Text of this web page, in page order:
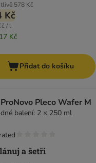
578 Kč
Kč
/ l
Kč
Přidat do košíku
Pleco Wafer M
balení: 2 × 250 ml